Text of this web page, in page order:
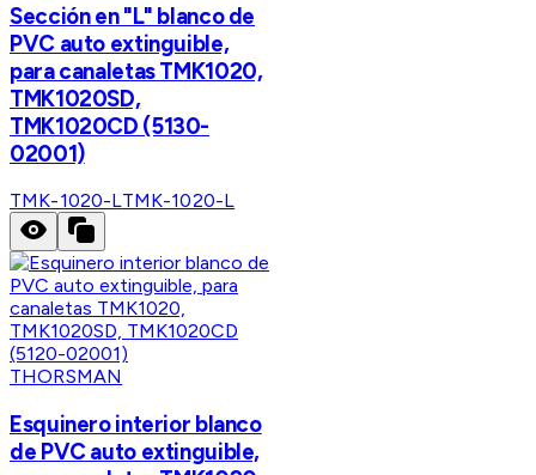
Sección en "L" blanco de
PVC auto extinguible,
para canaletas TMK1020,
TMK1020SD,
TMK1020CD (5130-
02001)
TMK-1020-LTMK-1020-L
THORSMAN
Esquinero interior blanco
de PVC auto extinguible,